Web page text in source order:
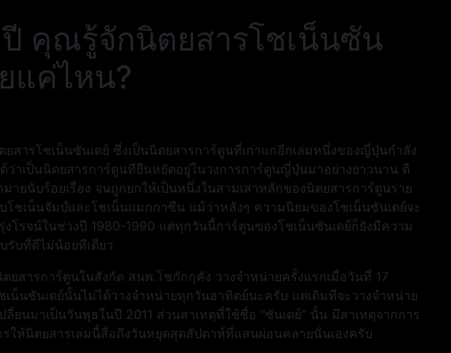
คุณรู้จักนิตยสารโชเน็นซัน
แค่ไหน?
สารโชเน็นซันเดย์ ซึ่งเป็นนิตยสารการ์ตูนที่เก่าแก่อีกเล่มหนึ่งของญี่ปุ่นกำลัง
ว่าเป็นนิตยสารการ์ตูนทียืนหยัดอยู่ในวงการการ์ตูนญี่ปุ่นมาอย่างยาวนาน ตี
ายนับร้อยเรื่อง จนถูกยกให้เป็นหนึ่งในสามเสาหลักของนิตยสารการ์ตูนราย
ชเน็นจัมป์และโชเน็นแมกกาซีน แม้ว่าหลังๆ ความนิยมของโชเน็นซันเดย์จะ
งโรจน์ในช่วงปี 1980-1990 แต่ทุกวันนี้การ์ตูนของโชเน็นซันเดย์ก็ยังมีความ
รับที่ดีไม่น้อยทีเดียว
ยสารการ์ตูนในสังกัด สนพ.โชกักกุคัง วางจำหน่ายครั้งแรกเมื่อวันที่ 17
น็นซันเดย์นั้นไม่ได้วางจำหน่ายทุกวันอาทิตย์นะครับ แต่เดิมทีจะวางจำหน่าย
ยนมาเป็นวันพุธในปี 2011 ส่วนสาเหตุที่ใช้ชื่อ “ซันเดย์” นั้น มีสาเหตุจากการ
ให้นิตยสารเล่มนี้สื่อถึงวันหยุดสุดสัปดาห์ที่แสนผ่อนคลายนั่นเองครับ